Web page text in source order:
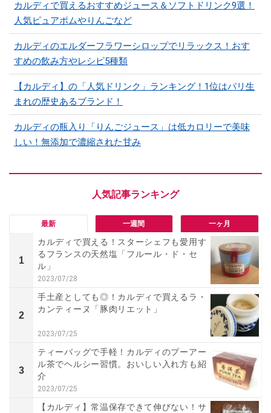
カルディで買えるおすすめジュース＆ソフトドリンク9選！
人気ピュアポムやりんごなど
カルディのエルダーフラワーシロップでリラックス！おす
すめの飲み方やレシピ5種類
【カルディ】の「人気ドリンク」ランキング！1位はパリ生
まれの歴史あるブランド！
カルディの瓶入り「りんごジュース」は低カロリーで美味
しい！無添加で濃縮された甘み
最新 一週間 一ヶ月
1
カルディで買える！スターシェフも愛用す
るフランスの天然塩「フルール・ド・セ
ル」
2023/07/28
2
手土産としても◎！カルディで買えるラ・
カンティーヌ「豚肉リエット」
2023/07/25
3
ティーバッグで手軽！カルディのプーアー
ル茶でヘルシー習慣。おいしい入れ方も紹
介
2023/07/25
【カルディ】常温保存できて伸びない！サ